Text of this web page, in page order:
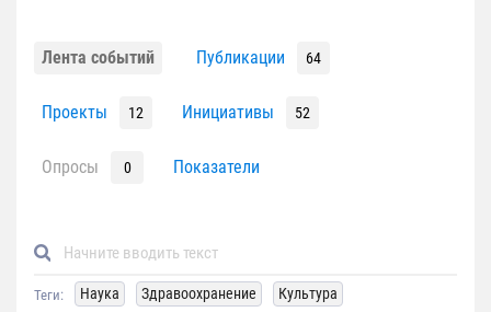
Лента событий Публикации 64
Проекты 12 Инициативы 52
Опросы 0 Показатели
Теги: Наука Здравоохранение
Культура